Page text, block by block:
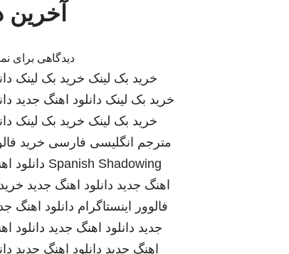
آخرین
دیدگاهی برای
خرید بک لینک خرید بک لینک
خرید بک لینک دانلود اهنگ جدید
خرید بک لینک خرید بک لینک
مترجم انگلیسی فارسی خرید
Spanish Shadowing دانلود
اهنگ جدید دانلود اهنگ جدید
فالوور اینستاگرام دانلود اهنگ
جدید دانلود اهنگ جدید دانلود
اهنگ جدید دانلود اهنگ جدید